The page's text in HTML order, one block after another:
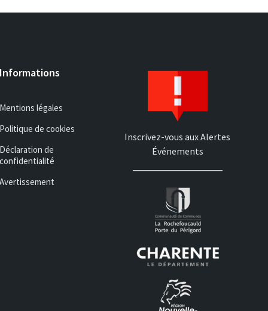
Informations
Mentions légales
Politique de cookies
Déclaration de
confidentialité
Avertissement
Inscrivez-vous aux Alertes
Événements